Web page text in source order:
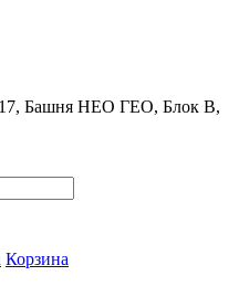
17, Башня НЕО ГЕО, Блок В,
Корзина